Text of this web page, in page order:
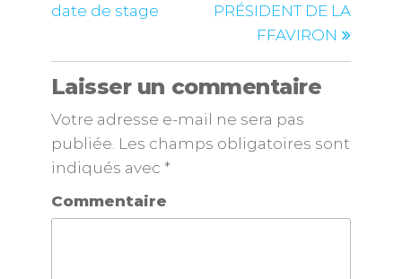
date de stage
PRÉSIDENT DE LA
FFAVIRON
Laisser un commentaire
Votre adresse e-mail ne sera pas
publiée. Les champs obligatoires sont
indiqués avec *
Commentaire